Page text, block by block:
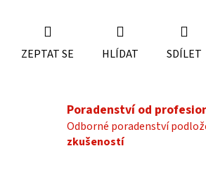
ZEPTAT SE HLÍDAT SDÍLET
Poradenství od
Odborné poradenství
zkušeností